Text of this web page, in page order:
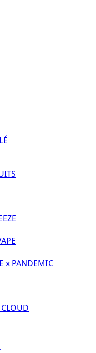
x PANDEMIC